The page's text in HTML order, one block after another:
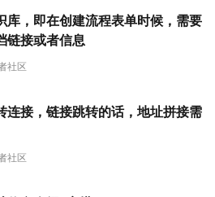
社区
库，即在创建流程表单时候，需要
链接或者信息
社区
连接，链接跳转的话，地址拼接需